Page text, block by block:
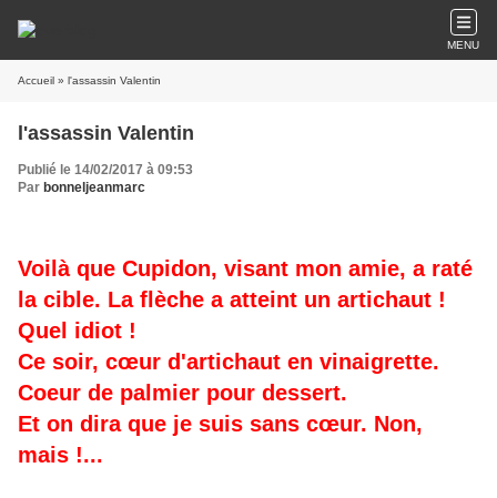
MENU
Accueil » l'assassin Valentin
l'assassin Valentin
Publié le 14/02/2017 à 09:53
Par bonneljeanmarc
Voilà que Cupidon, visant mon amie, a raté
la cible. La flèche a atteint un artichaut !
Quel idiot !
Ce soir, cœur d'artichaut en vinaigrette.
Coeur de palmier pour dessert.
Et on dira que je suis sans cœur. Non,
mais !...